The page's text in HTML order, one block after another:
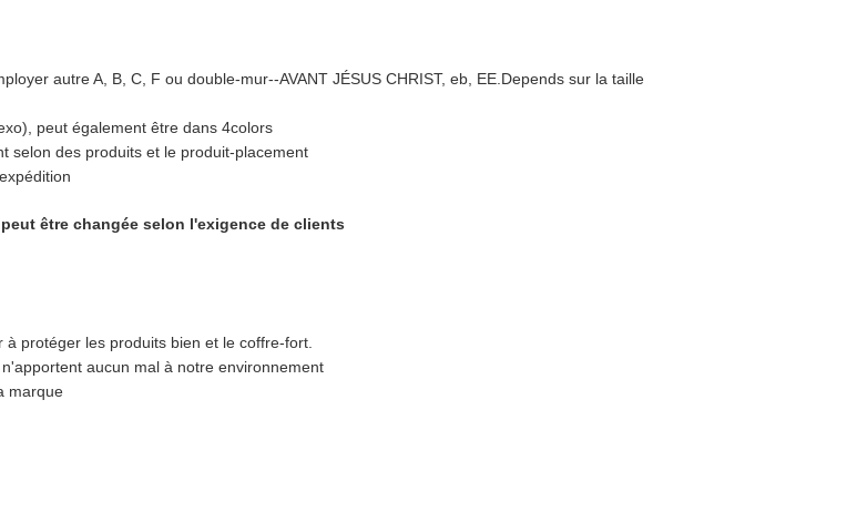
autre A, B, C, F ou double-mur--AVANT JÉSUS CHRIST, eb, EE.Depends sur la taille
peut également être dans 4colors
selon des produits et le produit-placement
être changée selon l'exigence de clients
protéger les produits bien et le coffre-fort.
aucun mal à notre environnement
marque